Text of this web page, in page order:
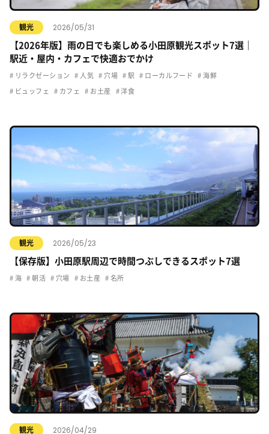
観光 2026/05/31
【2026年版】雨の日でも楽しめる小田原観光スポット7選｜
駅近・屋内・カフェで快適おでかけ
リラクゼーション 人気 穴場 駅 ローカルフード 海鮮
ビュッフェ カフェ お土産 洋食
観光 2026/05/23
【保存版】小田原駅周辺で時間つぶしできるスポット7選
海 朝活 穴場 お土産 名所
観光 2026/04/29